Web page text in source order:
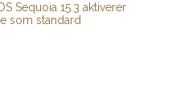
Sequoia 15.3 aktiverer
som standard